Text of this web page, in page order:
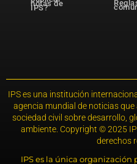
notas de
IPS?
IPS es una institución
agencia mundial de noticias que
sociedad civil sobre desarrollo,
ambiente. Copyright © 2025
derechos
IPS es la única